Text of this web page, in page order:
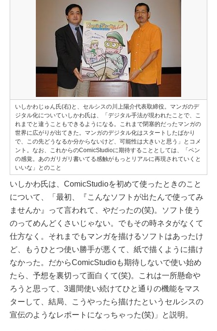
いしかわじゅん氏(右)と、セルシスの川上陽介代表取締役。マンガのデ
ジタル化についていしかわ氏は、「デジタル手法が現われたことで、こ
れまでと違うこともできるようになる。これまで閉塞的だったマンガの
世界に広がりが出てきた。マンガのデジタル化はスタートしたばかり
で、この先どうなるか分からないけど、可能性は大きいと思う」とコメ
ント。なお、これからのComicStudioに期待することとしては、「ペン
の感覚。あのガリガリ書いてる感触がもっとリアルに再現されていくと
いいな」とのこと
いしかわ氏は、ComicStudioを初めて使ったときのこと
について、「最初、『こんなソフトが出たんで使ってみ
ませんか』って言われて、やだったの(笑)。ソフト使う
のってめんどくさいじゃない。でもその時ネタがなくて
仕方なく。それまでもマンガを描けるソフトはあったけ
ど、もうひとつ使い勝手が悪くて、紙で描くように描け
なかった。だからComicStudioも期待しないで使い始め
たら、予想を裏切って面白くて(笑)。これは一所懸命や
ろうと思って、3週間使い続けてひと通りの機能をマス
ターして、結局、こうやったら描けたというセルシスの
宣伝のようなレポートになっちゃった(笑)」と説明。